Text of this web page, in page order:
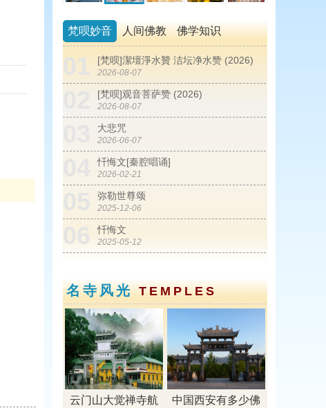
梵呗妙音 人间佛教 佛学知识
01 [梵呗]潔壇淨水贊 洁坛净水赞 (2026)
2026-08-07
[梵呗]观音菩萨赞 (2026)
2026-08-07
大悲咒
2026-06-07
忏悔文[秦腔唱诵]
2026-02-21
弥勒世尊颂
2025-12-06
忏悔文
2025-05-12
01
建设纪实
2016-10-16
02 珍惜佛缘
2016-09-03
03 父亲笑了
2016-08-04
04 谈思维对人的影响 ——我长高了！
2016-06-04
名寺风光TEMPLES
云门山大觉禅寺航
中国西安有多少佛